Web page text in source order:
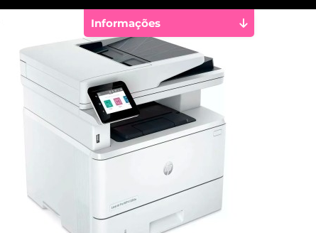
Informações